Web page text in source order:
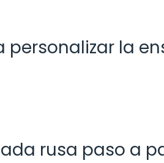
la
rusa paso a